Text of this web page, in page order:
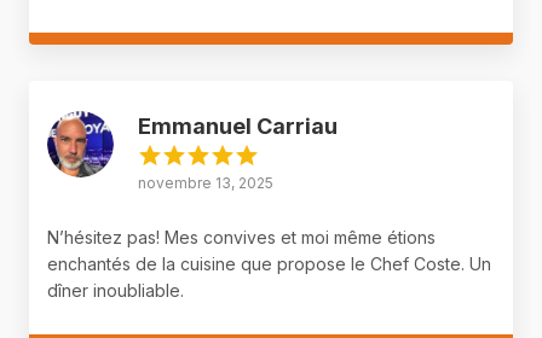
Emmanuel Carriau
novembre 13, 2025
N’hésitez pas! Mes convives et moi même étions
enchantés de la cuisine que propose le Chef Coste. Un
dîner inoubliable.